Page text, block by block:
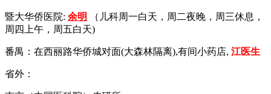
暨大华侨医院: 余明
（儿科周一白天，周二夜晚，周三休息，
周四上午，周五白天)
番禺：在西丽路华侨城对面(大森林隔离),有间小药店, 江医生
省外：